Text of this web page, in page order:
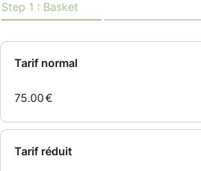
Nappage neutre & décors pochés
(Des alternatives sont prévues pour
à coques ou au cacao — l'atelier est
produits animaux, comment réaliser
sans gommes, et comment utiliser les
professionnelles accessibles à toutes
nappages, pochage et décoration.